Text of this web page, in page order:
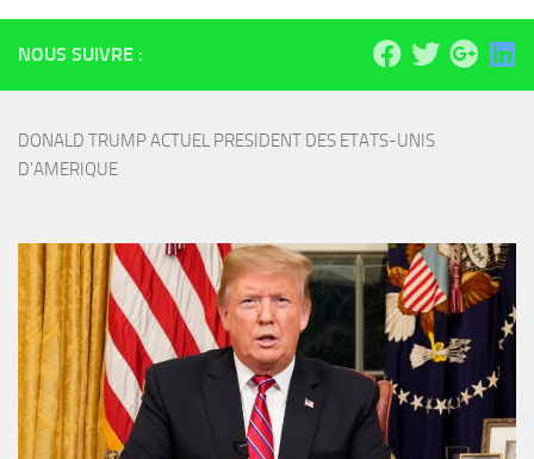
NOUS SUIVRE :
DONALD TRUMP ACTUEL PRESIDENT DES ETATS-UNIS
D'AMERIQUE